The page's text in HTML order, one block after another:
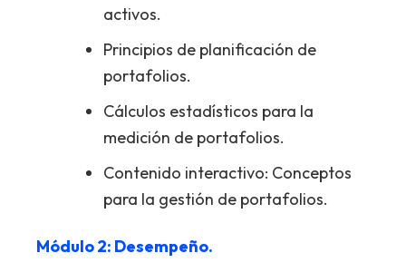
activos.
Principios de planificación de
portafolios.
Cálculos estadísticos para la
medición de portafolios.
Contenido interactivo: Conceptos
para la gestión de portafolios.
Módulo 2: Desempeño.